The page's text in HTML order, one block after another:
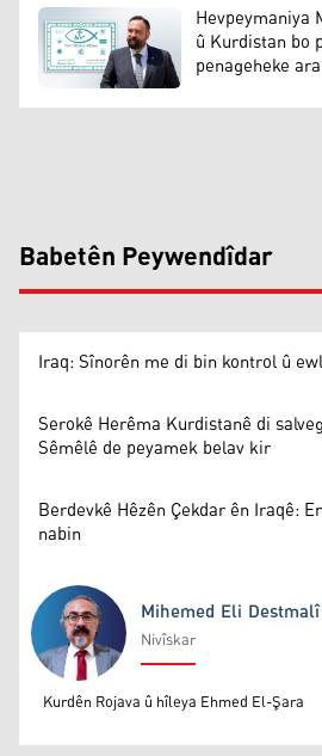
Hevpeymaniya
û Kurdistan bo
penageheke
Babetên Peywendîdar
Iraq: Sînorên me di bin kontrol û
Serokê Herêma Kurdistanê di
Sêmêlê de peyamek belav kir
Berdevkê Hêzên Çekdar ên Iraqê:
nabin
Mihemed Eli Destmalî
Mihemed Eli Destmalî
Nivîskar
Kurdên Rojava û hîleya Ehmed El-Şara